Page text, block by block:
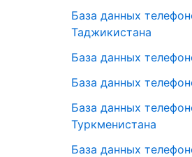
База данных
Таджикистана
База данных
База данных
База данных
Туркменистана
База данных